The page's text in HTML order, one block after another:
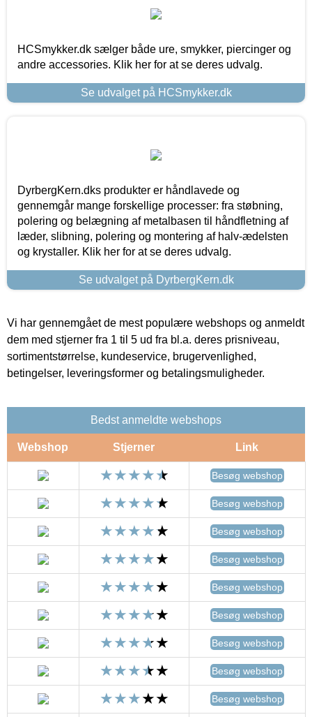
HCSmykker.dk sælger både ure, smykker, piercinger og
andre accessories. Klik her for at se deres udvalg.
Se udvalget på HCSmykker.dk
DyrbergKern.dks produkter er håndlavede og
gennemgår mange forskellige processer: fra støbning,
polering og belægning af metalbasen til håndfletning af
læder, slibning, polering og montering af halv-ædelsten
og krystaller. Klik her for at se deres udvalg.
Se udvalget på DyrbergKern.dk
Vi har gennemgået de mest populære webshops og anmeldt
dem med stjerner fra 1 til 5 ud fra bl.a. deres prisniveau,
sortimentstørrelse, kundeservice, brugervenlighed,
betingelser, leveringsformer og betalingsmuligheder.
Bedst anmeldte webshops
Webshop Stjerner Link
Besøg webshop
Besøg webshop
Besøg webshop
Besøg webshop
Besøg webshop
Besøg webshop
Besøg webshop
Besøg webshop
Besøg webshop